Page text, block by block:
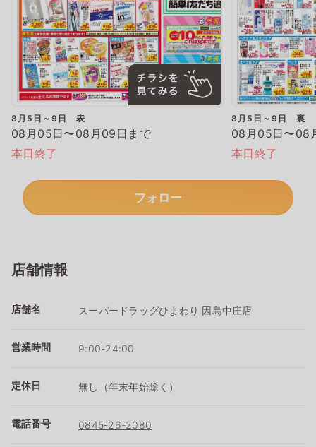
8月5日～9日 表
08月05日〜08月09日まで
本日終了
8月5日～9日 裏
08月05日〜08
本日終了
フォロー
店舗情報
店舗名 スーパードラッグひまわり 因島中庄店
営業時間 9:00-24:00
定休日 無し（年末年始除く）
電話番号 0845-26-2080